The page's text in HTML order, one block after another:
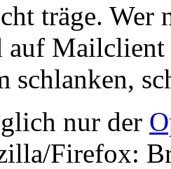
träge. Wer
Mailclient
schlanken,
nur der
Firefox: